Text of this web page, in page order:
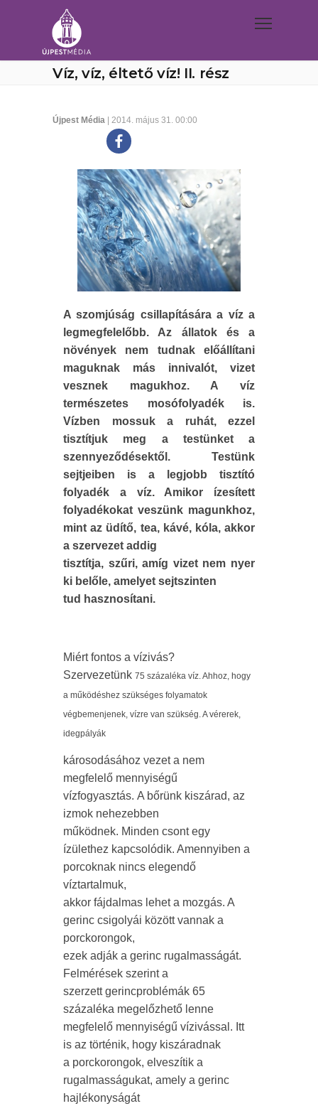
Víz, víz, éltető víz! II. rész
Újpest Média | 2014. május 31. 00:00
A szomjúság csillapítására a víz a
legmegfelelőbb. Az állatok és a
növények nem tudnak előállítani
maguknak más innivalót, vizet
vesznek magukhoz. A víz
természetes mosófolyadék is.
Vízben mossuk a ruhát, ezzel
tisztítjuk meg a testünket a
szennyeződésektől. Testünk
sejtjeiben is a legjobb tisztító
folyadék a víz. Amikor ízesített
folyadékokat veszünk magunkhoz,
mint az üdítő, tea, kávé, kóla, akkor
a szervezet addig
tisztítja, szűri, amíg vizet nem nyer
ki belőle, amelyet sejtszinten
tud hasznosítani.
Miért fontos a vízivás?
Szervezetünk 75 százaléka víz. Ahhoz, hogy
a működéshez szükséges folyamatok
végbemenjenek, vízre van szükség. A vérerek,
idegpályák
károsodásához vezet a nem
megfelelő mennyiségű
vízfogyasztás. A bőrünk kiszárad, az
izmok nehezebben
működnek. Minden csont egy
ízülethez kapcsolódik. Amennyiben a
porcoknak nincs elegendő
víztartalmuk,
akkor fájdalmas lehet a mozgás. A
gerinc csigolyái között vannak a
porckorongok,
ezek adják a gerinc rugalmasságát.
Felmérések szerint a
szerzett gerincproblémák 65
százaléka megelőzhető lenne
megfelelő mennyiségű vízivással. Itt
is az történik, hogy kiszáradnak
a porckorongok, elveszítik a
rugalmasságukat, amely a gerinc
hajlékonyságát